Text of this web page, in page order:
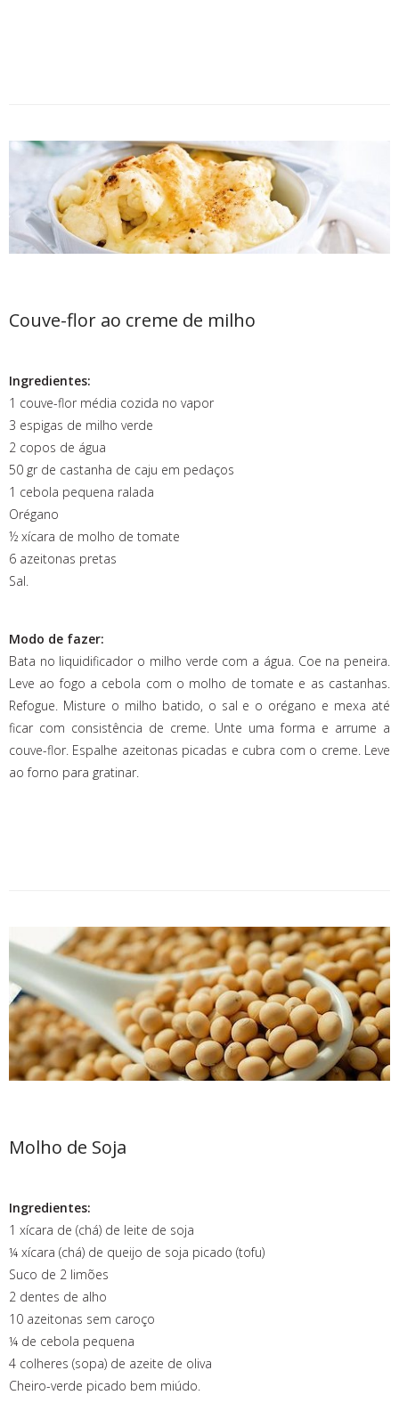
Couve-flor ao creme de milho
Ingredientes:
1 couve-flor média cozida no vapor
3 espigas de milho verde
2 copos de água
50 gr de castanha de caju em pedaços
1 cebola pequena ralada
Orégano
½ xícara de molho de tomate
6 azeitonas pretas
Sal.
Modo de fazer:
Bata no liquidificador o milho verde com a água. Coe na peneira.
Leve ao fogo a cebola com o molho de tomate e as castanhas.
Refogue. Misture o milho batido, o sal e o orégano e mexa até
ficar com consistência de creme. Unte uma forma e arrume a
couve-flor. Espalhe azeitonas picadas e cubra com o creme. Leve
ao forno para gratinar.
Molho de Soja
Ingredientes:
1 xícara de (chá) de leite de soja
¼ xícara (chá) de queijo de soja picado (tofu)
Suco de 2 limões
2 dentes de alho
10 azeitonas sem caroço
¼ de cebola pequena
4 colheres (sopa) de azeite de oliva
Cheiro-verde picado bem miúdo.